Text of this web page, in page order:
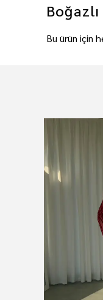
Bu ürün için